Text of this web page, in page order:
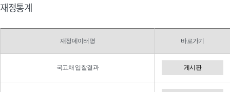
재정통계
재정데이터명 바로가기
국고채 입찰결과 게시판